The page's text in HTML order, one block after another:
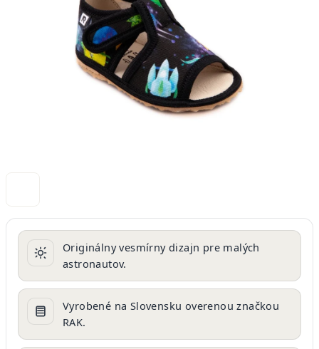
Originálny vesmírny dizajn pre malých
astronautov.
Vyrobené na Slovensku overenou značkou
RAK.
hviezdičiek.